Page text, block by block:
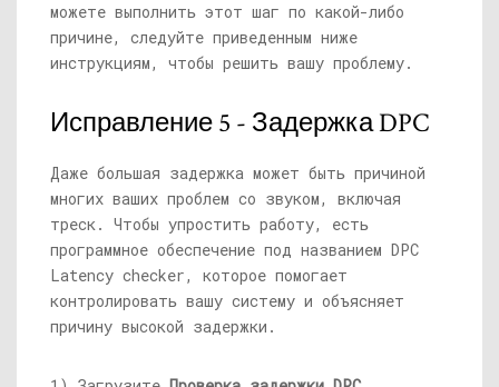
можете выполнить этот шаг по какой-либо
причине, следуйте приведенным ниже
инструкциям, чтобы решить вашу проблему.
Исправление 5 - Задержка DPC
Даже большая задержка может быть причиной
многих ваших проблем со звуком, включая
треск. Чтобы упростить работу, есть
программное обеспечение под названием DPC
Latency checker, которое помогает
контролировать вашу систему и объясняет
причину высокой задержки.